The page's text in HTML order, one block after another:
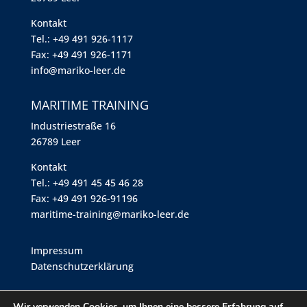
Kontakt
Tel.: +49 491 926-1117
Fax: +49 491 926-1171
info@mariko-leer.de
MARITIME TRAINING
Industriestraße 16
26789 Leer
Kontakt
Tel.: +49 491 45 45 46 28
Fax: +49 491 926-91196
maritime-training@mariko-leer.de
Impressum
Datenschutzerklärung